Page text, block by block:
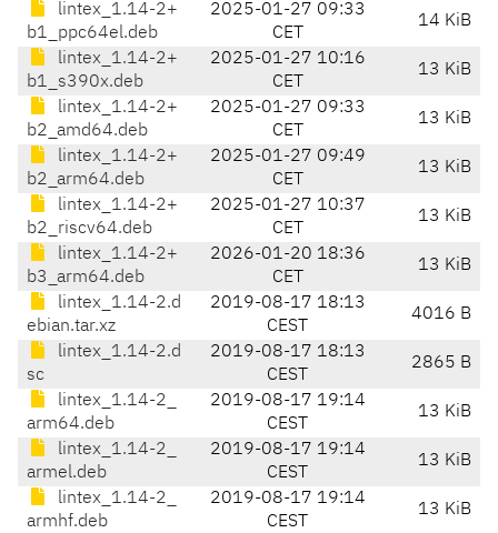
lintex_1.14-2+
b1_ppc64el.deb
2025-01-27 09:33
CET
14 KiB
lintex_1.14-2+
b1_s390x.deb
2025-01-27 10:16
CET
13 KiB
lintex_1.14-2+
b2_amd64.deb
2025-01-27 09:33
CET
13 KiB
lintex_1.14-2+
b2_arm64.deb
2025-01-27 09:49
CET
13 KiB
lintex_1.14-2+
b2_riscv64.deb
2025-01-27 10:37
CET
13 KiB
lintex_1.14-2+
b3_arm64.deb
2026-01-20 18:36
CET
13 KiB
lintex_1.14-2.d
ebian.tar.xz
2019-08-17 18:13
CEST
4016 B
lintex_1.14-2.d
sc
2019-08-17 18:13
CEST
2865 B
lintex_1.14-2_
arm64.deb
2019-08-17 19:14
CEST
13 KiB
lintex_1.14-2_
armel.deb
2019-08-17 19:14
CEST
13 KiB
lintex_1.14-2_
armhf.deb
2019-08-17 19:14
CEST
13 KiB